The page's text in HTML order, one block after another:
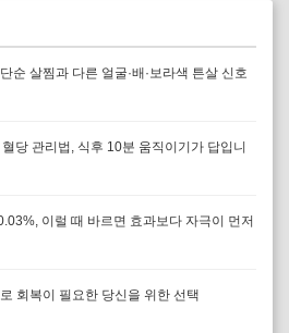
순 살찜과 다른 얼굴·배·보라색 튼살 신호
당 관리법, 식후 10분 움직이기가 답입니
이럴 때 바르면 효과보다 자극이 먼저
회복이 필요한 당신을 위한 선택